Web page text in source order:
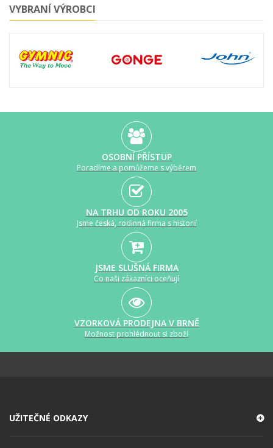
VYBRANÍ VÝROBCI
OSOBNÍ PŘÍSTUP
Poradíme a pomůžeme s výběrem
NA TRHU OD ROKU 2005
Jsme česká, rodinná firma s historií
JSME SLUŠNÁ FIRMA
Co naši zákazníci oceňují
VZORKOVÁ PRODEJNA V BRNĚ
Možnost prohlédnout si zboží
UŽITEČNÉ ODKAZY